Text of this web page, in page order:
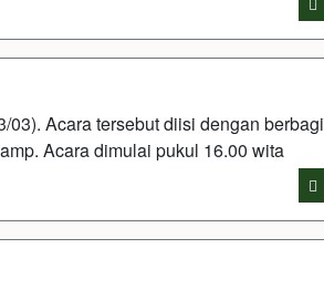
Acara tersebut diisi dengan berbagi
Acara dimulai pukul 16.00 wita